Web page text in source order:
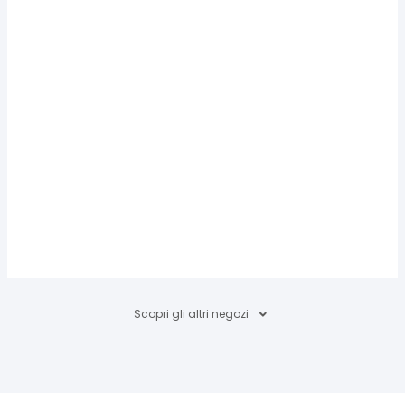
Scopri gli altri negozi